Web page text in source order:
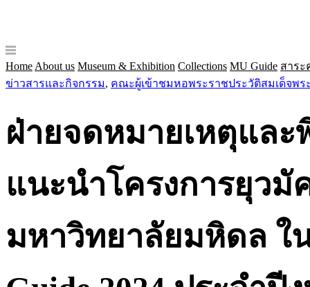
Home About us Museum & Exhibition Collections MU Guide สาระ
ข่าวสารและกิจกรรม, คณะผู้เข้าชมหอพระราชประวัติสมเด็จพ
ฝ่ายจดหมายเหตุแล
แนะนำโครงการยุวมั
มหาวิทยาลัยมหิดล ใ